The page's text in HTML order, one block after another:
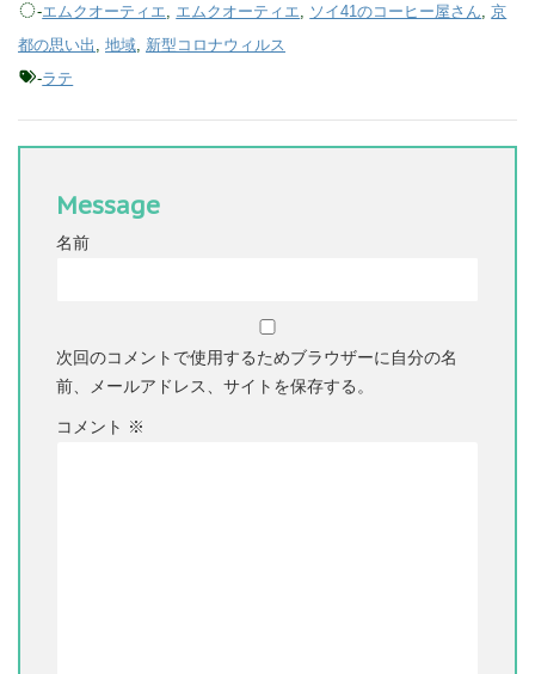
-エムクオーティエ エムクオーティエ ソイ41のコーヒー屋さん ,京
都の思い出
地域 新型コロナウィルス
-ラテ
Message
名前
次回のコメントで使用するためブラウザーに自分の名
前、メールアドレス、サイトを保存する。
コメント ※